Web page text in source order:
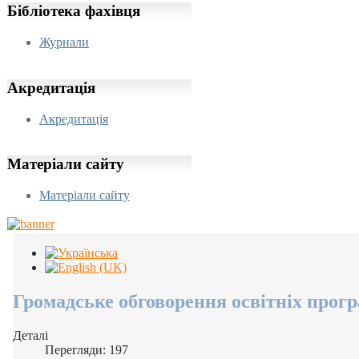
Бібліотека фахівця
Журнали
Акредитація
Акредитація
Матеріали сайту
Матеріали сайту
Громадське обговорення освітніх
Деталі
Перегляди: 197